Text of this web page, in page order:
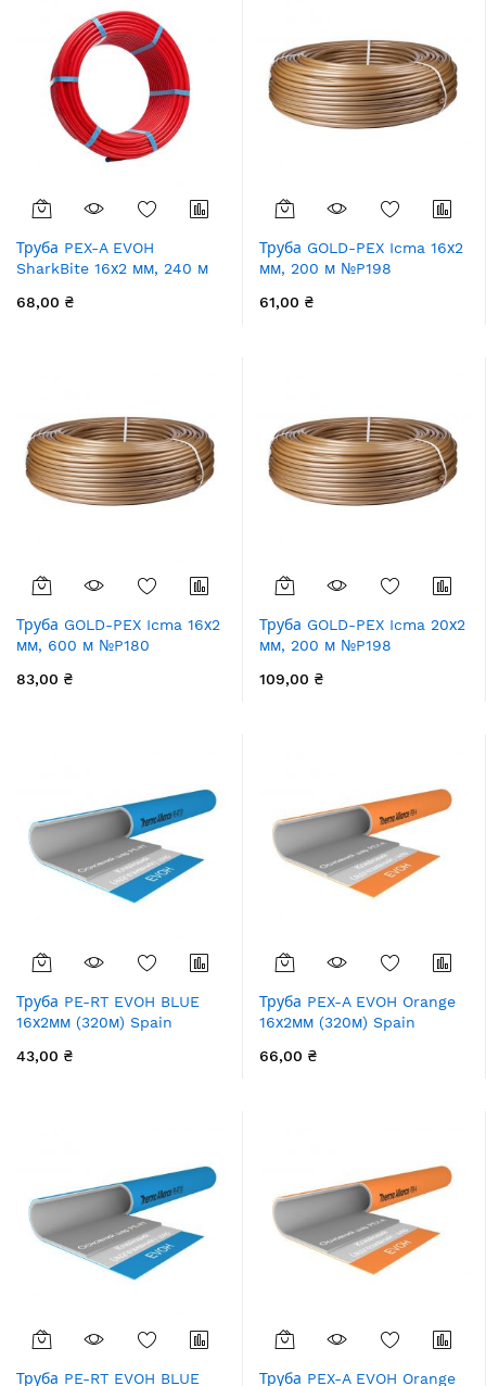
Труба PEX-A EVOH
SharkBite 16х2 мм, 240 м
68,00 ₴
Труба GOLD-PEX Icma 16х2
мм, 200 м №P198
61,00 ₴
Труба GOLD-PEX Icma 16х2
мм, 600 м №P180
83,00 ₴
Труба GOLD-PEX Icma 20х2
мм, 200 м №P198
109,00 ₴
Труба PE-RT EVOH BLUE
16х2мм (320м) Spain
43,00 ₴
Труба PEX-A EVOH Orange
16х2мм (320м) Spain
66,00 ₴
Труба PE-RT EVOH BLUE Труба PEX-A EVOH Orange